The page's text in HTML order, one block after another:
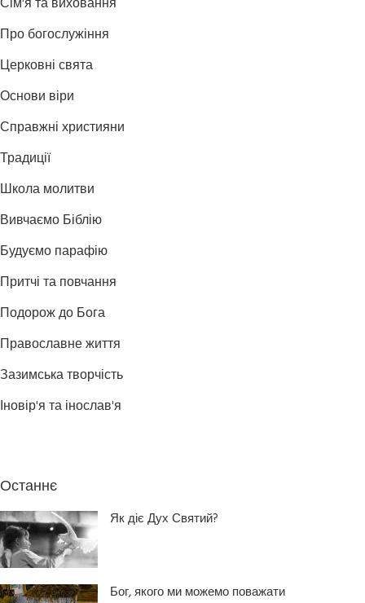
Про богослужіння
Церковні свята
Основи віри
Справжні християни
Традиції
Школа молитви
Вивчаємо Біблію
Будуємо парафію
Притчі та повчання
Подорож до Бога
Православне життя
Зазимська творчість
Іновір'я та інослав'я
Останнє
Як діє Дух Святий?
Бог, якого ми можемо поважати